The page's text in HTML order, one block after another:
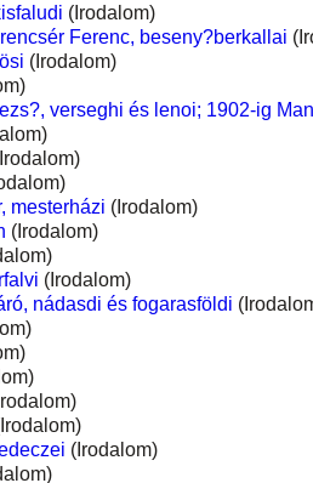
(Irodalom)
Ferenc, beseny?berkallai
(Irodalom)
verseghi és lenoi; 1902-ig
mesterházi (Irodalom)
(Irodalom)
(Irodalom)
nádasdi és fogarasföldi
(Irodalom)